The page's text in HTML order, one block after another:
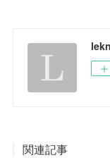
関連記事